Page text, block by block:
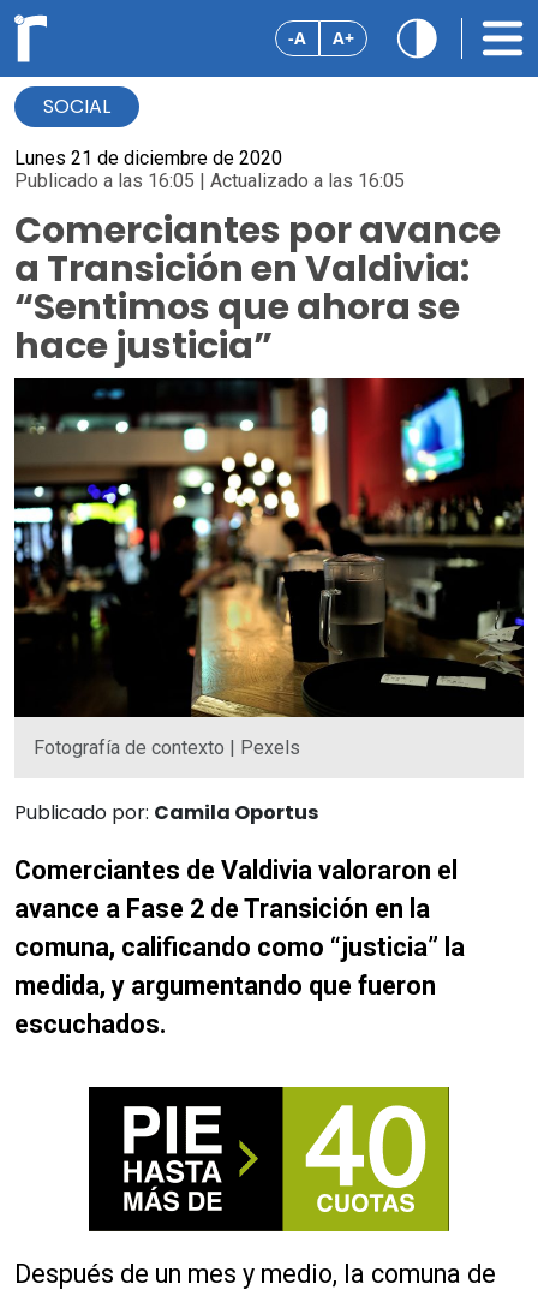
-A A+
SOCIAL
Lunes 21 de diciembre de 2020
Publicado a las 16:05 | Actualizado a las 16:05
Comerciantes por avance
a Transición en Valdivia:
“Sentimos que ahora se
hace justicia”
Fotografía de contexto | Pexels
Publicado por: Camila Oportus
Comerciantes de Valdivia valoraron el
avance a Fase 2 de Transición en la
comuna, calificando como “justicia” la
medida, y argumentando que fueron
escuchados.
Después de un mes y medio, la comuna de